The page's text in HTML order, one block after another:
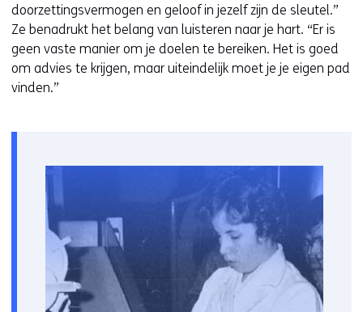
e
n
s
t
v
r
w
i
j
t
doorzettingsvermogen en geloof in jezelf zijn de sleutel.”
Ze benadrukt het belang van luisteren naar je hart. “Er is
geen vaste manier om je doelen te bereiken. Het is goed
om advies te krijgen, maar uiteindelijk moet je je eigen pad
vinden.”